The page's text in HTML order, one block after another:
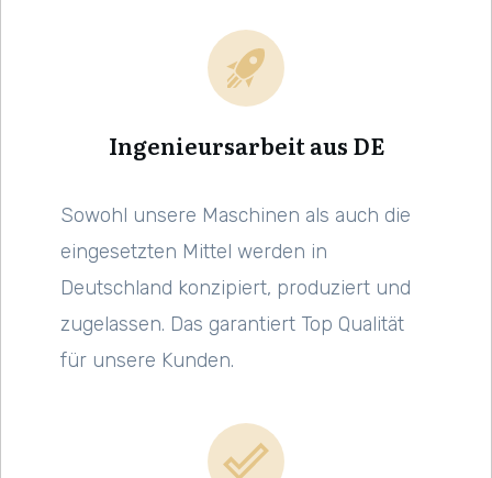
Ingenieursarbeit aus DE
Sowohl unsere Maschinen als auch die
eingesetzten Mittel werden in
Deutschland konzipiert, produziert und
zugelassen. Das garantiert Top Qualität
für unsere Kunden.